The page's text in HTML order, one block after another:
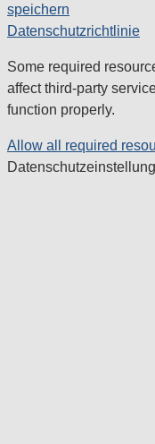
speichern
Datenschutzrichtlinie
Some required
affect third-party
function properly.
Allow all required